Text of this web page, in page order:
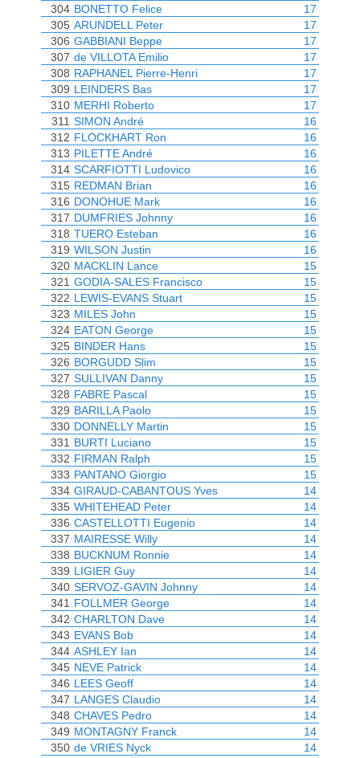
304 BONETTO Felice
17
305 ARUNDELL Peter
17
306 GABBIANI Beppe
17
307 de VILLOTA Emilio
17
308 RAPHANEL Pierre-Henri
17
309 LEINDERS Bas
17
310 MERHI Roberto
17
311 SIMON André
16
312 FLOCKHART Ron
16
313 PILETTE André
16
314 SCARFIOTTI Ludovico
16
315 REDMAN Brian
16
316 DONOHUE Mark
16
317 DUMFRIES Johnny
16
318 TUERO Esteban
16
319 WILSON Justin
16
320 MACKLIN Lance
15
321 GODIA-SALES Francisco
15
322 LEWIS-EVANS Stuart
15
323 MILES John
15
324 EATON George
15
325 BINDER Hans
15
326 BORGUDD Slim
15
327 SULLIVAN Danny
15
328 FABRE Pascal
15
329 BARILLA Paolo
15
330 DONNELLY Martin
15
331 BURTI Luciano
15
332 FIRMAN Ralph
15
333 PANTANO Giorgio
15
334 GIRAUD-CABANTOUS Yves
14
335 WHITEHEAD Peter
14
336 CASTELLOTTI Eugenio
14
337 MAIRESSE Willy
14
338 BUCKNUM Ronnie
14
339 LIGIER Guy
14
340 SERVOZ-GAVIN Johnny
14
341 FOLLMER George
14
342 CHARLTON Dave
14
343 EVANS Bob
14
344 ASHLEY Ian
14
345 NEVE Patrick
14
346 LEES Geoff
14
347 LANGES Claudio
14
348 CHAVES Pedro
14
349 MONTAGNY Franck
14
350 de VRIES Nyck
14